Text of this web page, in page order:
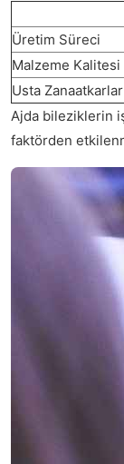
Üretim Süreci
Malzeme Kalitesi
Usta Zanaatkarlar
Ajda bileziklerin
faktörden